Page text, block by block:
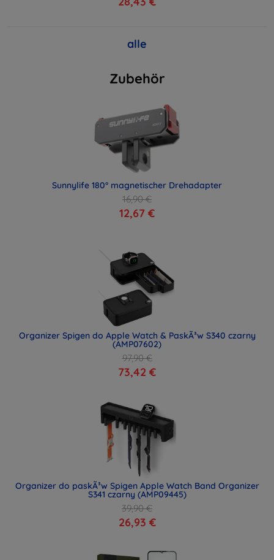
alle
Zubehör
Sunnylife 180° magnetischer Drehadapter
16,90 €
12,67 €
Organizer Spigen do Apple Watch & PaskÃ³w S340 czarny
(AMP07602)
97,90 €
73,42 €
Organizer do paskÃ³w Spigen Apple Watch Band Organizer
S341 czarny (AMP09445)
39,90 €
26,93 €